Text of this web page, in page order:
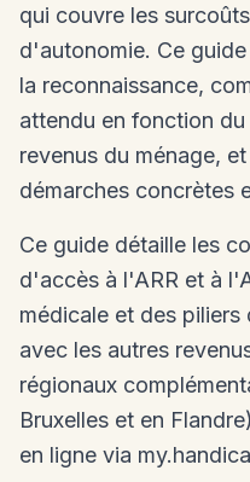
qui couvre les
d'autonomie. Ce
la reconnaissance,
attendu en fonction
revenus du ménage,
démarches concrètes
Ce guide détaille les
d'accès à l'ARR et à
médicale et des
avec les autres
régionaux
Bruxelles et en
en ligne via